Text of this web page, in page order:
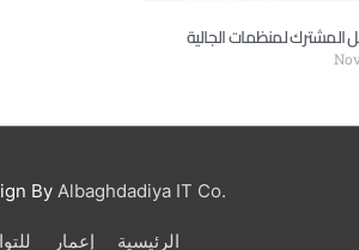
لمنظمات الجالية
By Albaghdadiya IT Co.
إعمار الرئيسية